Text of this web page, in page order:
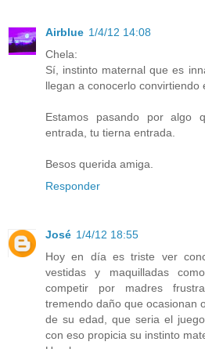
Airblue 1/4/12 14:08
Chela:
Sí, instinto maternal que es
llegan a conocerlo convirtiendo
Estamos pasando por
entrada, tu tierna entrada.
Besos querida amiga.
Responder
José 1/4/12 18:55
Hoy en día es triste ver
vestidas y maquilladas
competir por madres
tremendo daño que ocasionan
de su edad, que seria el
con eso propicia su instinto